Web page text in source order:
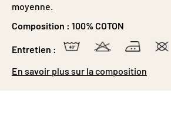
moyenne.
Composition : 100% COTON
Entretien :
En savoir plus sur la composition